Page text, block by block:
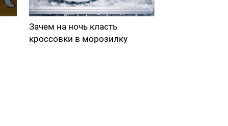
Зачем на ночь класть
кроссовки в морозилку